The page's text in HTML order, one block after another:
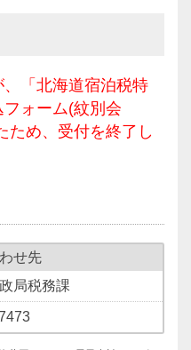
「北海道宿泊税特
ォーム(紋別会
ため、受付を終了し
せ先
局税務課